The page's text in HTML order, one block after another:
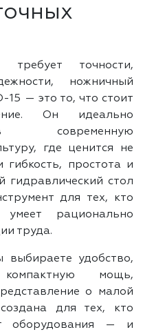
точности,
ножничный
— это то, что стоит
Он идеально
современную
где ценится не
простота и
гидравлический стол
для тех, кто
рационально
труда.
удобство,
мощь,
о малой
для тех, кто
оборудования — и